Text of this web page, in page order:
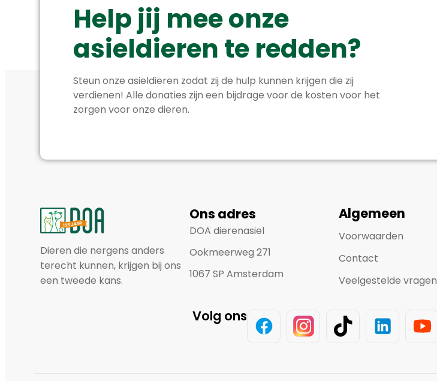
Help jij mee onze
asieldieren te redden?
Steun onze asieldieren zodat zij de hulp kunnen krijgen die zij
verdienen! Alle donaties zijn een bijdrage voor de kosten voor het
zorgen voor onze dieren.
Dieren die nergens anders
terecht kunnen, krijgen bij ons
een tweede kans.
Ons adres
DOA dierenasiel
Ookmeerweg 271
1067 SP Amsterdam
Algemeen
Voorwaarden
Contact
Veelgestelde vragen
Volg ons